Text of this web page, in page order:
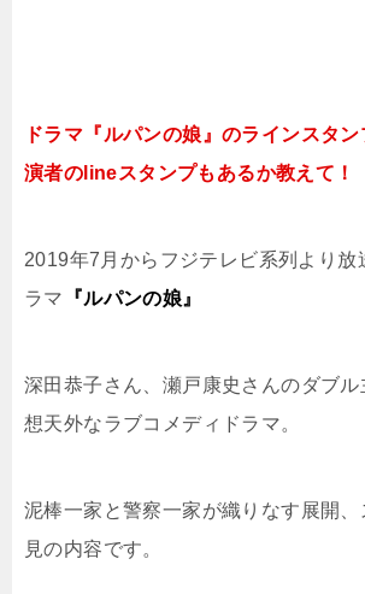
ドラマ『ルパンの娘』のラインスタ
演者のlineスタンプもあるか教えて！
2019年7月からフジテレビ系列より放
ラマ
『ルパンの娘』
深田恭子さん、瀬戸康史さんのダブ
想天外なラブコメディドラマ。
泥棒一家と警察一家が織りなす展開
見の内容です。